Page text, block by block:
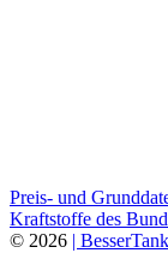
Preis- und
Kraftstoffe des
© 2026 |